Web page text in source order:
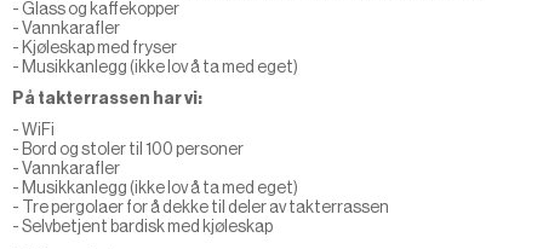
- Glass og kaffekopper
- Vannkarafler
- Kjøleskap med fryser
- Musikkanlegg (ikke lov å ta med eget)
På takterrassen har vi:
- WiFi
- Bord og stoler til 100 personer
- Vannkarafler
- Musikkanlegg (ikke lov å ta med eget)
- Tre pergolaer for å dekke til deler av takterrassen
- Selvbetjent bardisk med kjøleskap